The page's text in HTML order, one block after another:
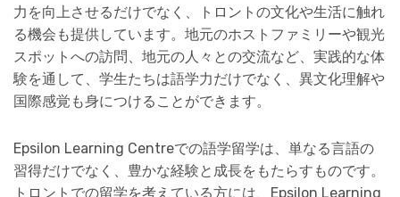
力を向上させるだけでなく、トロントの文化や生活に触れ
る機会も提供しています。地元のホストファミリーや観光
スポットへの訪問、地元の人々との交流など、実践的な体
験を通して、学生たちは語学力だけでなく、異文化理解や
国際感覚も身につけることができます。
Epsilon Learning Centreでの語学留学は、単なる言語の
習得だけでなく、豊かな経験と成長をもたらすものです。
トロントでの留学を考えている方には、Epsilon Learning